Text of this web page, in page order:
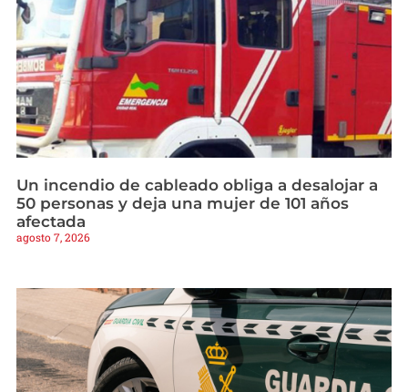
Un incendio de cableado obliga a desalojar a
50 personas y deja una mujer de 101 años
afectada
agosto 7, 2026